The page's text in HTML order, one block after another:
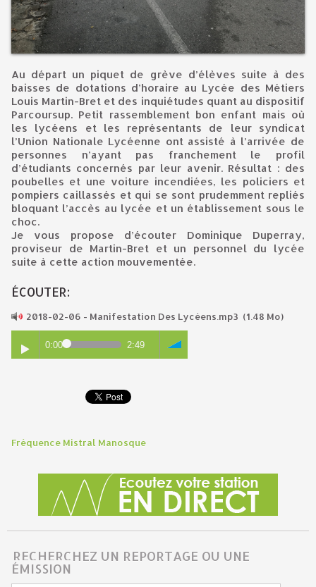
Au départ un piquet de grève d’élèves suite à des
baisses de dotations d’horaire au Lycée des Métiers
Louis Martin-Bret et des inquiétudes quant au dispositif
Parcoursup. Petit rassemblement bon enfant mais où
les lycéens et les représentants de leur syndicat
l’Union Nationale Lycéenne ont assisté à l’arrivée de
personnes n’ayant pas franchement le profil
d’étudiants concernés par leur avenir. Résultat : des
poubelles et une voiture incendiées, les policiers et
pompiers caillassés et qui se sont prudemment repliés
bloquant l’accès au lycée et un établissement sous le
choc.
Je vous propose d’écouter Dominique Duperray,
proviseur de Martin-Bret et un personnel du lycée
suite à cette action mouvementée.
ÉCOUTER:
2018-02-06 - Manifestation Des Lycéens.mp3 (1.48 Mo)
0:00 2:49
Fréquence Mistral Manosque
RECHERCHEZ UN REPORTAGE OU UNE
ÉMISSION